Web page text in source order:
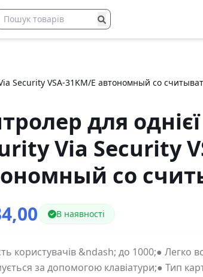
Security VSA-31KM/E автономный со
для
Via Security
со
В наявності
користувачів &ndash; до 1000;● Легко
за допомогою клавіатури;● Тип